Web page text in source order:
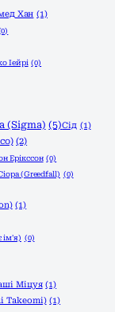
Хан (1)
Іейрі (0)
(Sigma) (5)Сід (1)
(2)
Ерікссон (0)
(Greedfall) (0)
(1)
ім'я) (0)
Міцуя (1)
Takeomi) (1)